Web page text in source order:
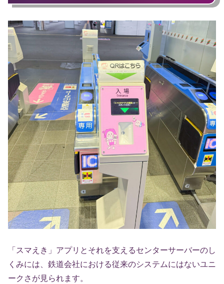
「スマえき」アプリとそれを支えるセンターサーバーのし
くみには、鉄道会社における従来のシステムにはないユニ
ークさが見られます。